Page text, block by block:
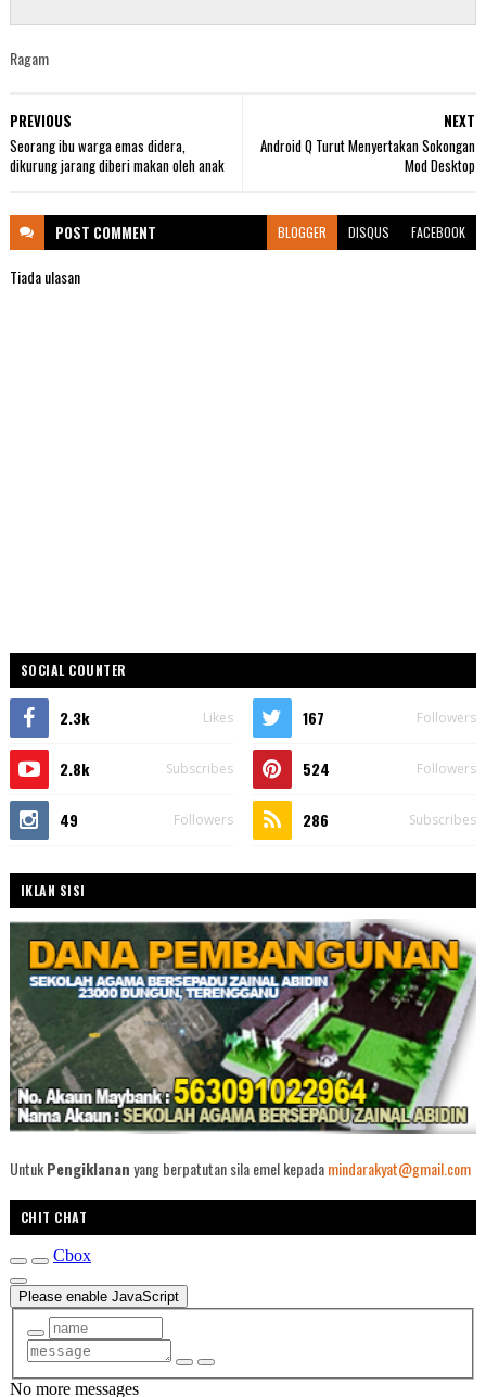
Ragam
NEXT
Android Q Turut Menyertakan Sokongan
Mod Desktop
PREVIOUS
Seorang ibu warga emas didera,
dikurung jarang diberi makan oleh anak
POST COMMENT BLOGGER DISQUS FACEBOOK
Tiada ulasan
SOCIAL COUNTER
2.3k Likes 167 Followers
2.8k Subscribes 524 Followers
49 Followers 286 Subscribes
IKLAN SISI
UntukPengiklananyang berpatutan sila emel kepadamindarakyat@gmail.com
CHIT CHAT